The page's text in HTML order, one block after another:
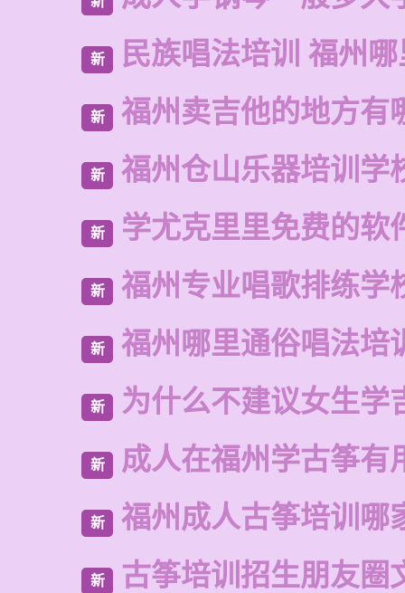
新 民族唱法培训 福州
新 福州卖吉他的地方有
新 福州仓山乐器培训学
新 学尤克里里免费的软
新 福州专业唱歌排练学
新 福州哪里通俗唱法培
新 为什么不建议女生学
新 成人在福州学古筝有
新 福州成人古筝培训哪
新 古筝培训招生朋友圈